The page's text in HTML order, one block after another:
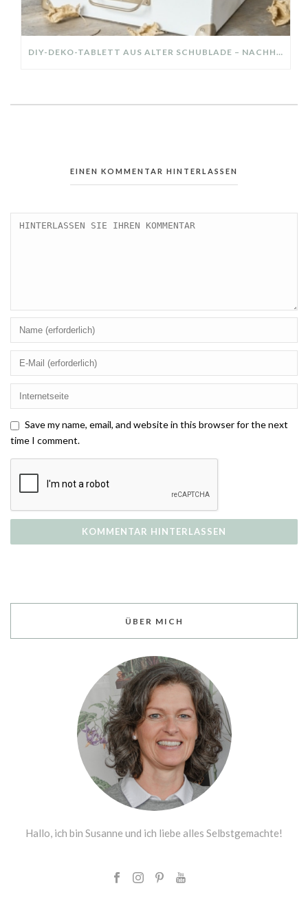
DIY-DEKO-TABLETT AUS ALTER SCHUBLADE – NACHHALTIGE HERBSTDEKO SELBER MACHEN!
EINEN KOMMENTAR HINTERLASSEN
Save my name, email, and website in this browser for the next
time I comment.
ÜBER MICH
Hallo, ich bin Susanne und ich liebe alles Selbstgemachte!